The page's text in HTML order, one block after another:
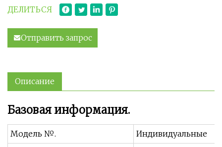
ДЕЛИТЬСЯ
Отправить запрос
Описание
Базовая информация.
Модель №.
Индивидуальные